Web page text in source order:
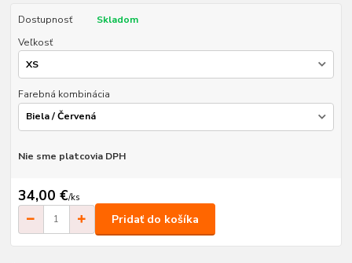
Dostupnosť
Skladom
Veľkosť
Farebná kombinácia
Nie sme platcovia DPH
34,00 €/ks
Pridať do košíka